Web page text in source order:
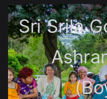
Sri Srila